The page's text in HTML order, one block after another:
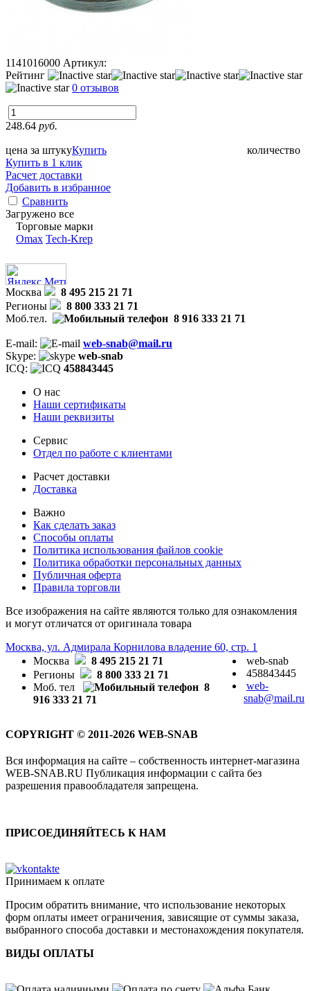
1141016000 Артикул:
Рейтинг
0 отзывов
248.64 руб.
цена за штуку количество
Купить
Купить в 1 клик
Расчет доставки
Добавить в избранное
Сравнить
Загружено все
Торговые марки
Omax Tech-Krep
Москва
8 495 215 21 71
Регионы
8 800 333 21 71
Моб.тел.
8 916 333 21 71
E-mail:
web-snab@mail.ru
Skype:
web-snab
ICQ:
458843445
О нас
Наши сертификаты
Наши реквизиты
Сервис
Отдел по работе с клиентами
Расчет доставки
Доставка
Важно
Как сделать заказ
Способы оплаты
Политика использования файлов cookie
Политика обработки персональных данных
Публичная оферта
Правила торговли
Все изображения на сайте являются только для ознакомления
и могут отличатся от оригинала товара
Москва, ул. Адмирала Корнилова владение 60, стр. 1
Москва
8 495 215 21 71
Регионы
8 800 333 21 71
Моб. тел
8
916 333 21 71
web-snab
458843445
web-
snab@mail.ru
COPYRIGHT © 2011-2026 WEB-SNAB
Вся информация на сайте – собственность интернет-магазина
WEB-SNAB.RU Публикация информации с сайта без
разрешения правообладателя запрещена.
ПРИСОЕДИНЯЙТЕСЬ К НАМ
Принимаем к оплате
Просим обратить внимание, что использование некоторых
форм оплаты имеет ограничения, зависящие от суммы заказа,
выбранного способа доставки и местонахождения покупателя.
ВИДЫ ОПЛАТЫ